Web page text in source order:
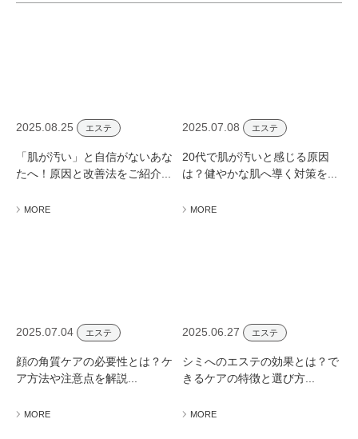
2025.08.25 エステ
「肌が汚い」と自信がないあな
たへ！原因と改善法をご紹介...
MORE
2025.07.08 エステ
20代で肌が汚いと感じる原因
は？健やかな肌へ導く対策を...
MORE
2025.07.04 エステ
顔の角質ケアの必要性とは？ケ
ア方法や注意点を解説...
MORE
2025.06.27 エステ
シミへのエステの効果とは？で
きるケアの特徴と選び方...
MORE